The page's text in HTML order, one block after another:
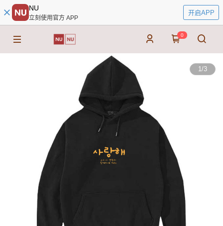
NU
立刻使用官方 APP
开启APP
0
1/3